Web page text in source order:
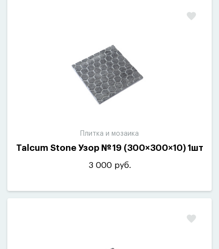
Плитка и мозаика
Talcum Stone Узор № 19 (300×300×10) 1шт
3 000 руб.